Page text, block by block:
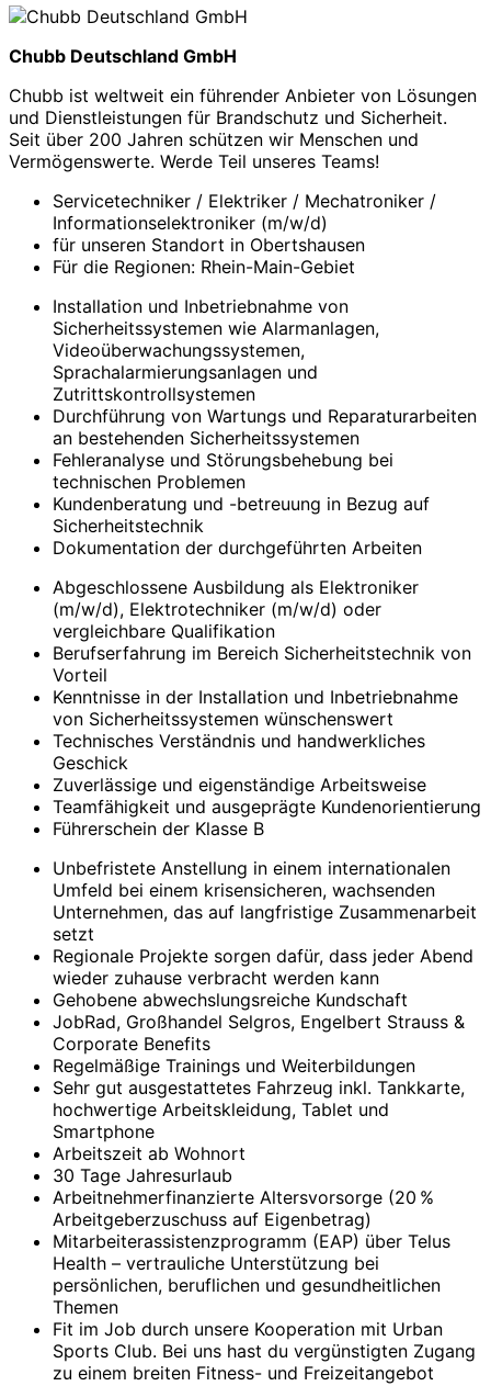
Chubb Deutschland GmbH
Chubb ist weltweit ein führender Anbieter von Lösungen
und Dienstleistungen für Brandschutz und Sicherheit.
Seit über 200 Jahren schützen wir Menschen und
Vermögenswerte. Werde Teil unseres Teams!
Servicetechniker / Elektriker / Mechatroniker /
Informationselektroniker (m/w/d)
für unseren Standort in Obertshausen
Für die Regionen: Rhein-Main-Gebiet
Installation und Inbetriebnahme von
Sicherheitssystemen wie Alarmanlagen,
Videoüberwachungssystemen,
Sprachalarmierungsanlagen und
Zutrittskontrollsystemen
Durchführung von Wartungs und Reparaturarbeiten
an bestehenden Sicherheitssystemen
Fehleranalyse und Störungsbehebung bei
technischen Problemen
Kundenberatung und -betreuung in Bezug auf
Sicherheitstechnik
Dokumentation der durchgeführten Arbeiten
Abgeschlossene Ausbildung als Elektroniker
(m/w/d), Elektrotechniker (m/w/d) oder
vergleichbare Qualifikation
Berufserfahrung im Bereich Sicherheitstechnik von
Vorteil
Kenntnisse in der Installation und Inbetriebnahme
von Sicherheitssystemen wünschenswert
Technisches Verständnis und handwerkliches
Geschick
Zuverlässige und eigenständige Arbeitsweise
Teamfähigkeit und ausgeprägte Kundenorientierung
Führerschein der Klasse B
Unbefristete Anstellung in einem internationalen
Umfeld bei einem krisensicheren, wachsenden
Unternehmen, das auf langfristige Zusammenarbeit
setzt
Regionale Projekte sorgen dafür, dass jeder Abend
wieder zuhause verbracht werden kann
Gehobene abwechslungsreiche Kundschaft
JobRad, Großhandel Selgros, Engelbert Strauss &
Corporate Benefits
Regelmäßige Trainings und Weiterbildungen
Sehr gut ausgestattetes Fahrzeug inkl. Tankkarte,
hochwertige Arbeitskleidung, Tablet und
Smartphone
Arbeitszeit ab Wohnort
30 Tage Jahresurlaub
Arbeitnehmerfinanzierte Altersvorsorge (20 %
Arbeitgeberzuschuss auf Eigenbetrag)
Mitarbeiterassistenzprogramm (EAP) über Telus
Health – vertrauliche Unterstützung bei
persönlichen, beruflichen und gesundheitlichen
Themen
Fit im Job durch unsere Kooperation mit Urban
Sports Club. Bei uns hast du vergünstigten Zugang
zu einem breiten Fitness- und Freizeitangebot